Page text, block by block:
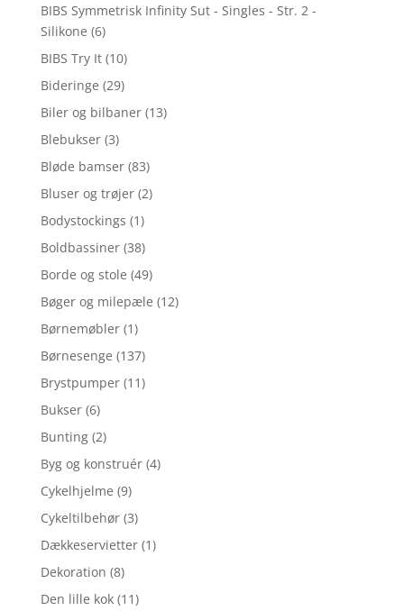
BIBS Symmetrisk Infinity Sut - Singles - Str. 2 -
Silikone (6)
BIBS Try It (10)
Bideringe (29)
Biler og bilbaner (13)
Blebukser (3)
Bløde bamser (83)
Bluser og trøjer (2)
Bodystockings (1)
Boldbassiner (38)
Borde og stole (49)
Bøger og milepæle (12)
Børnemøbler (1)
Børnesenge (137)
Brystpumper (11)
Bukser (6)
Bunting (2)
Byg og konstruér (4)
Cykelhjelme (9)
Cykeltilbehør (3)
Dækkeservietter (1)
Dekoration (8)
Den lille kok (11)